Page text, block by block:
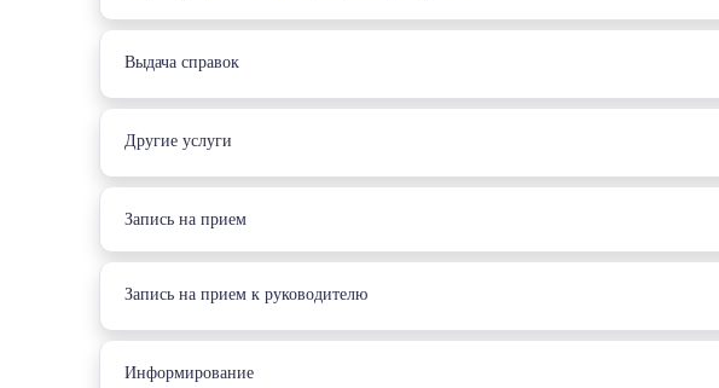
Выдача справок
Другие услуги
Запись на прием
Запись на прием к руководителю
Информирование